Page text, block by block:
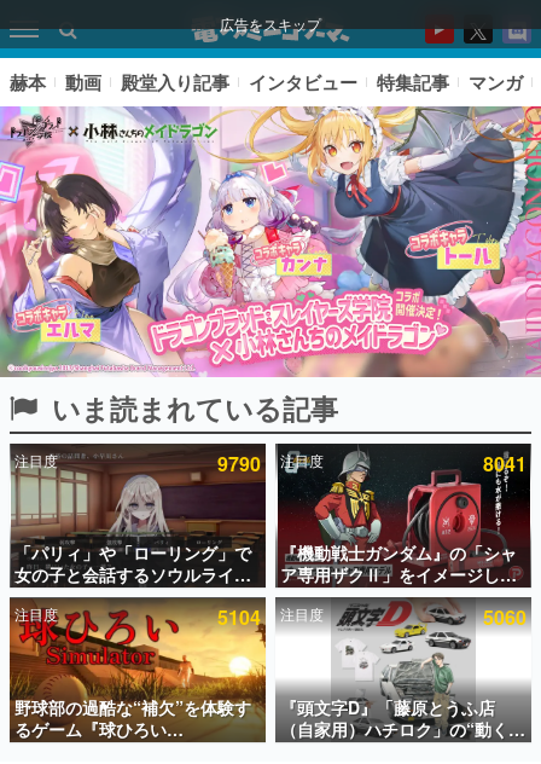
広告をスキップ
ピックアップ
電ファミのいま読まれている記事ランキング
アプリセール情報
インタビュー
連載・特集一覧
殿堂入り記事
SNS拡散数が数千以上！ ページビュー数万以上！ などな
ど。多くの人々に読まれた、電ファミ渾身の“殿堂入り”記
事をまとめました。
赫本 動画 殿堂入り記事 インタビュー 特集記事 マンガ
いま読まれている記事
注目度 9790
「パリィ」や「ローリング」で
女の子と会話するソウルライク
恋愛ゲーム『小早川さんはソウ
ルライク』無料公開。返事に失
敗すると「YOU DIED」
注目度 8041
『機動戦士ガンダム』の「シャ
ア専用ザクⅡ」をイメージした
散水ホースリールが予約開始。
本体にはシャアのパーソナルマ
ークやジオン公国軍のエンブレ
ム、型式番号などを配置
注目度 5104
野球部の過酷な“補欠”を体験す
るゲーム『球ひろい
Simulator』が「1件」のウィッ
注目度 5060
『頭文字D』「藤原とうふ店
（自家用）ハチロク」の“動くテ
ィッシュケース”が買えるポップ